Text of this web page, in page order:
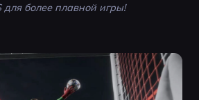
для более плавной игры!